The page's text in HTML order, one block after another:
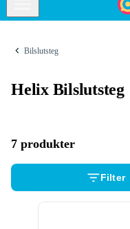
Bilslutsteg
Helix Bilslutsteg
7 produkter
Filter